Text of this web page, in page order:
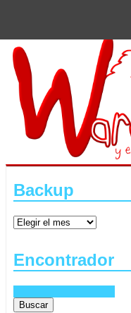
Backup
Encontrador